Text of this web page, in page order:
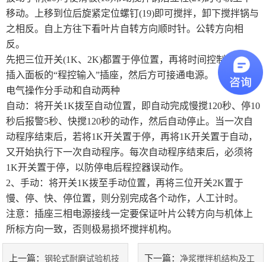
陶瓷砖系列
建筑节能类试验仪器
塑料管材检测试验机
移动。上移到位后旋紧定位螺钉(19)即可搅拌，卸下搅拌锅与
之相反。自上方往下看叶片自转方向顺时针。公转方向相
反。
先把三位开关(1K、2K)都置于停位置，再将时间控制器插头
插入面板的“程控输入”插座，然后方可接通电源。
电气操作分手动和自动两种
自动：将开关1K拨至自动位置，即自动完成慢搅120秒、停10
秒后报警5秒、快搅120秒的动作，然后自动停止。当一次自
动程序结束后，若将1K开关置于停，再将1K开关置于自动，
又开始执行下一次自动程序。每次自动程序结束后，必须将
1K开关置于停，以防停电后程控器误动作。
2、手动：将开关1K拨至手动位置，再将三位开关2K置于
慢、停、快、停位置，则分别完成各个动作，人工计时。
注意：插座三相电源接线一定要保证叶片公转方向与机体上
所标方向一致，否则极易损坏搅拌机构。
上一篇：钢轮式耐磨试验机技 下一篇： 净浆搅拌机结构及工